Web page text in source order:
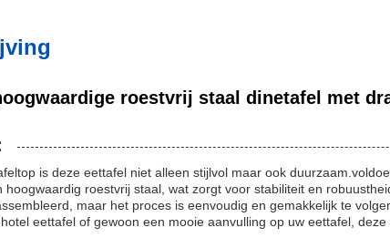
roestvrij staal dinetafel met
is deze eettafel niet alleen stijlvol maar ook
roestvrij staal, wat zorgt voor stabiliteit en
maar het proces is eenvoudig en gemakkelijk te
eettafel of gewoon een mooie aanvulling op uw eettafel,